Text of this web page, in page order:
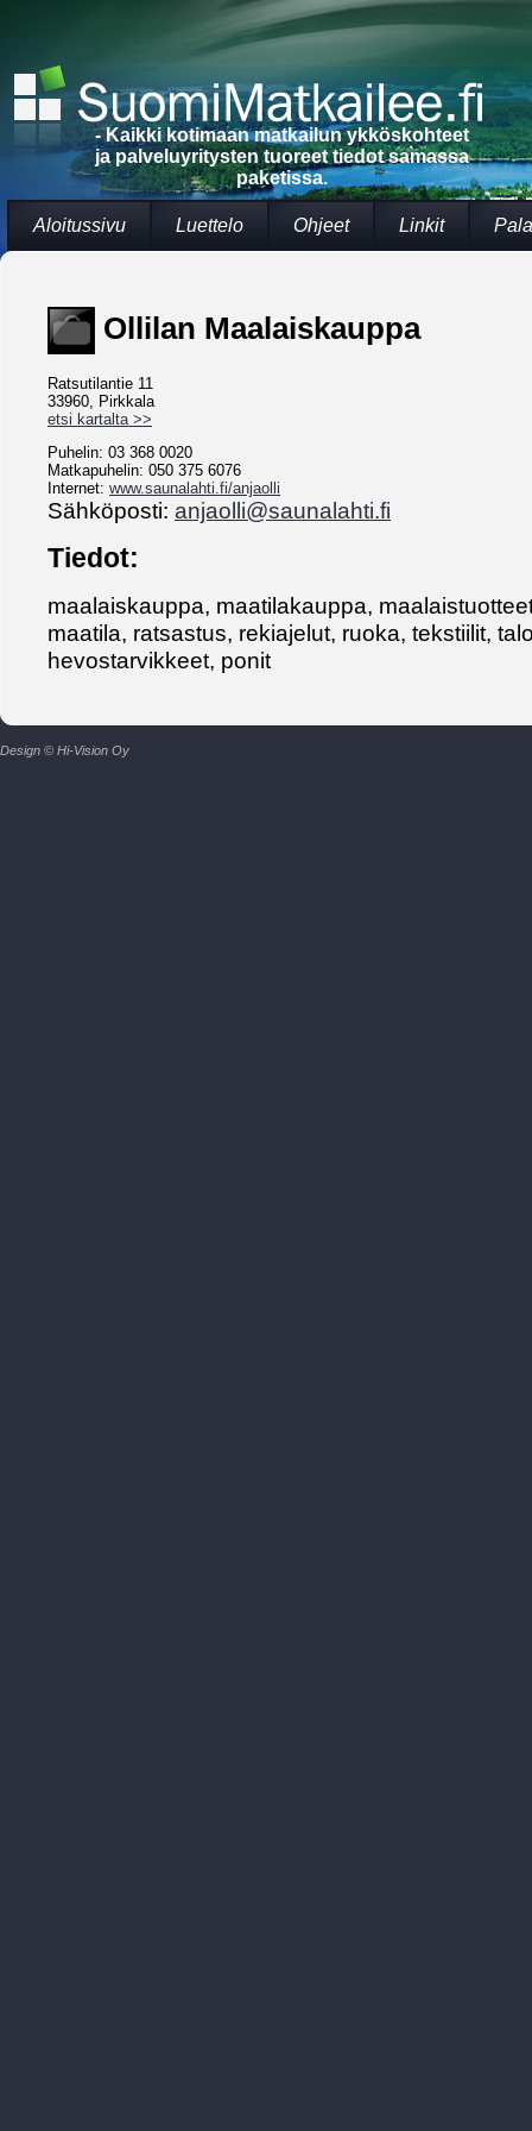
- Kaikki kotimaan matkailun ykköskohteet
ja palveluyritysten tuoreet tiedot samassa
paketissa.
Aloitussivu Luettelo Ohjeet Linkit
Ollilan Maalaiskauppa
Ratsutilantie 11
33960, Pirkkala
etsi kartalta >>
Puhelin: 03 368 0020
Matkapuhelin: 050 375 6076
Internet: www.saunalahti.fi/anjaolli
Sähköposti: anjaolli@saunalahti.fi
Tiedot:
maalaiskauppa, maatilakauppa,
maatila, ratsastus, rekiajelut, ruoka, tekstiilit,
hevostarvikkeet, ponit
Design © Hi-Vision Oy